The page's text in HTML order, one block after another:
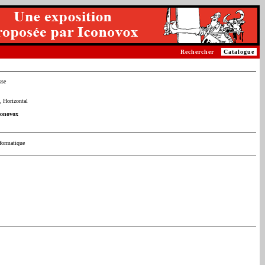
Catalogue
Rechercher
Horizontal